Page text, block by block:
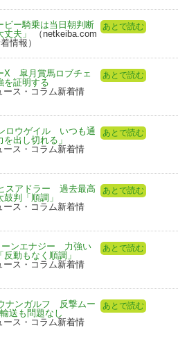
ー騎乗は当日朝判断
夫」
（netkeiba.com
情報）
あとで読む
X 皐月賞馬ロブチェ
を証明する
ース・コラム新着情
あとで読む
ロウゲイル いつも通
出し切れる」
ース・コラム新着情
あとで読む
スアドラー 過去最高
判「順調」
ース・コラム新着情
あとで読む
ーンエナジー 力強い
動もなく順調」
ース・コラム新着情
あとで読む
ナンガルフ 反撃ムー
送も問題なし
ース・コラム新着情
あとで読む